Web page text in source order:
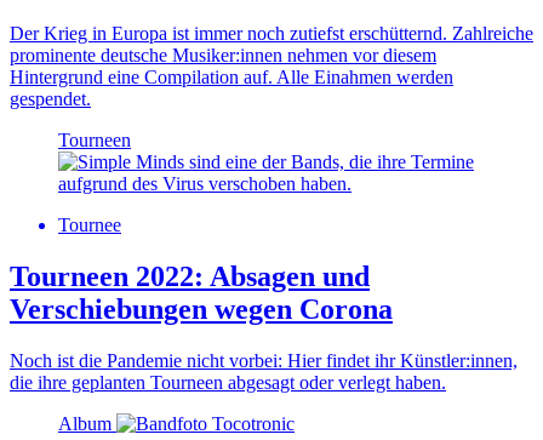
Der Krieg in Europa ist immer noch zutiefst erschütternd. Zahlreiche
prominente deutsche Musiker:innen nehmen vor diesem
Hintergrund eine Compilation auf. Alle Einahmen werden
gespendet.
Tourneen
Tournee
Tourneen 2022: Absagen und
Verschiebungen wegen Corona
Noch ist die Pandemie nicht vorbei: Hier findet ihr Künstler:innen,
die ihre geplanten Tourneen abgesagt oder verlegt haben.
Album